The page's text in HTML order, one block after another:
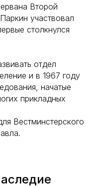
Второй
участвовал
столкнулся
отдел
и в 1967 году
начатые
прикладных
Вестминстерского